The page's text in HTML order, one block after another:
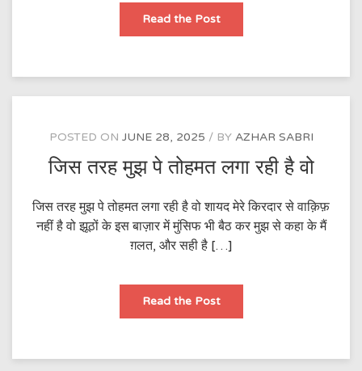
Read the Postदिल
मुट्ठी,
रखना
POSTED ON JUNE 28, 2025 BY AZHAR SABRI
जिस तरह मुझ पे तोहमत लगा रही है वो
जिस तरह मुझ पे तोहमत लगा रही है वो शायद मेरे किरदार से वाक़िफ़
नहीं है वो झूठों के इस बाज़ार में मुंसिफ भी बैठ कर मुझ से कहा के मैं
ग़लत, और सही है […]
Read the Postजिस
मुझ
लगा